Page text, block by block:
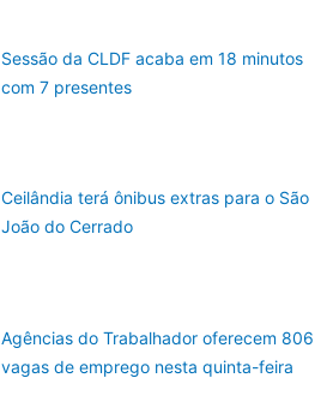
Sessão da CLDF acaba em 18 minutos
com 7 presentes
Ceilândia terá ônibus extras para o São
João do Cerrado
Agências do Trabalhador oferecem 806
vagas de emprego nesta quinta-feira